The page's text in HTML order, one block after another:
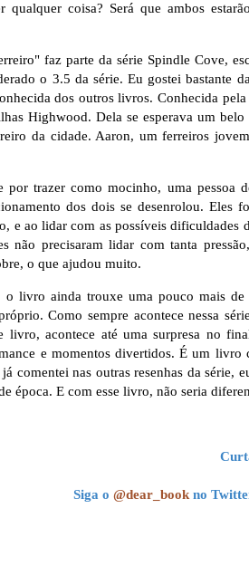
qualquer coisa? Será que ambos
faz parte da série Spindle Cove,
o 3.5 da série. Eu gostei bastante
dos outros livros. Conhecida
Highwood. Dela se esperava um belo
da cidade. Aaron, um ferreiros
por trazer como mocinho, uma pessoa
dos dois se desenrolou. Eles
e ao lidar com as possíveis dificuldades
não precisaram lidar com tanta
o que ajudou muito.
o livro ainda trouxe uma pouco mais
Como sempre acontece nessa
livro, acontece até uma surpresa no
e momentos divertidos. É um livro
comentei nas outras resenhas da série,
época. E com esse livro, não seria
Siga o@dear_book no